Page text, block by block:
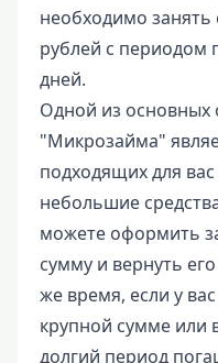
необходимо занять
рублей с периодом
дней.
Одной из основных
"Микрозайма"
подходящих для
небольшие
можете оформить
сумму и вернуть
же время, если у
крупной сумме или
долгий период